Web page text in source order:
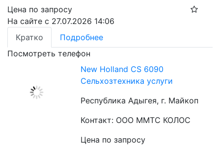
Цена по запросу
На сайте с 27.07.2026 14:06
Кратко
Подробнее
Посмотреть телефон
New Holland CS 6090
Сельхозтехника услуги
Республика Адыгея, г. Майкоп
Контакт: ООО ММТС КОЛОС
Цена по запросу